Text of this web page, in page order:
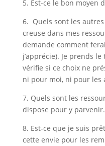
5. Est-ce le bon moyen
6. Quels sont les
creuse dans mes
demande comment
j’apprécie). Je prends
vérifie si ce choix ne
ni pour moi, ni pour les
7. Quels sont les
dispose pour y parvenir.
8. Est-ce que je suis
cette envie pour les